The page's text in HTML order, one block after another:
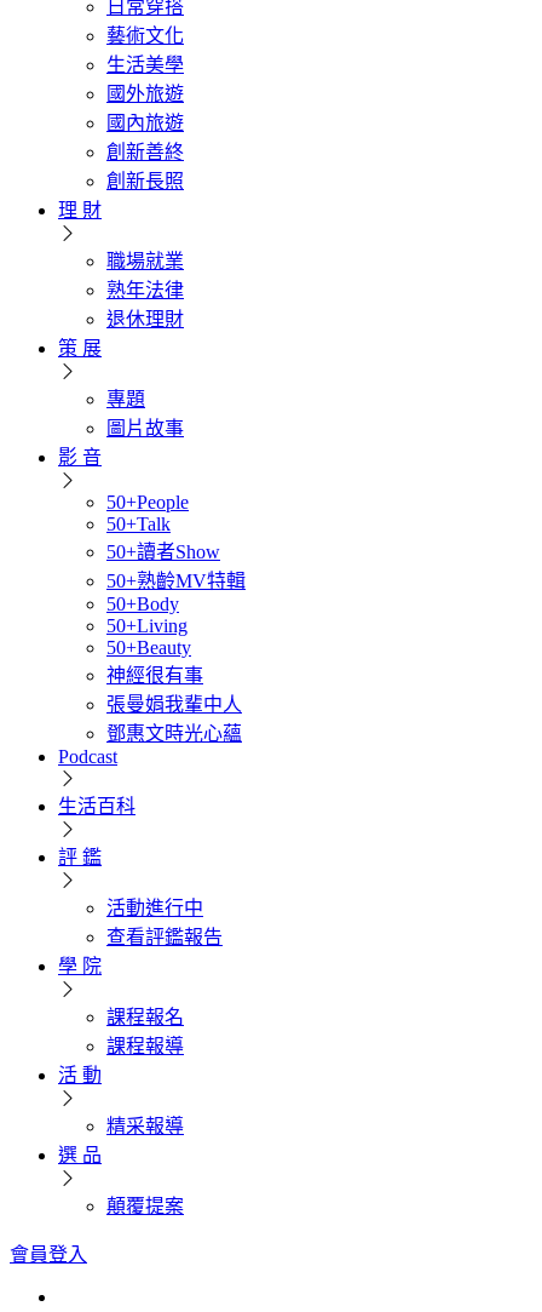
日常穿搭
藝術文化
生活美學
國外旅遊
國內旅遊
創新善終
創新長照
理 財
職場就業
熟年法律
退休理財
策 展
專題
圖片故事
影 音
50+People
50+Talk
50+讀者Show
50+熟齡MV特輯
50+Body
50+Living
50+Beauty
神經很有事
張曼娟我輩中人
鄧惠文時光心蘊
Podcast
生活百科
評 鑑
活動進行中
查看評鑑報告
學 院
課程報名
課程報導
活 動
精采報導
選 品
顛覆提案
會員登入